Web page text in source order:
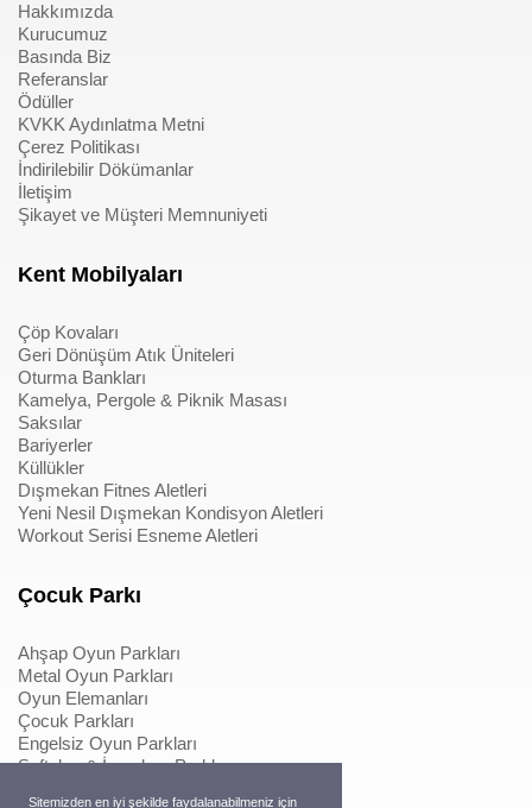
Sitemizden en iyi şekilde faydalanabilmeniz için
Hakkımızda
Kurucumuz
Basında Biz
Referanslar
Ödüller
KVKK Aydınlatma Metni
Çerez Politikası
İndirilebilir Dökümanlar
İletişim
Şikayet ve Müşteri Memnuniyeti
Kent Mobilyaları
Çöp Kovaları
Geri Dönüşüm Atık Üniteleri
Oturma Bankları
Kamelya, Pergole & Piknik Masası
Saksılar
Bariyerler
Küllükler
Dışmekan Fitnes Aletleri
Yeni Nesil Dışmekan Kondisyon Aletleri
Workout Serisi Esneme Aletleri
Çocuk Parkı
Ahşap Oyun Parkları
Metal Oyun Parkları
Oyun Elemanları
Çocuk Parkları
Engelsiz Oyun Parkları
Softplay & İçmekan Parkları